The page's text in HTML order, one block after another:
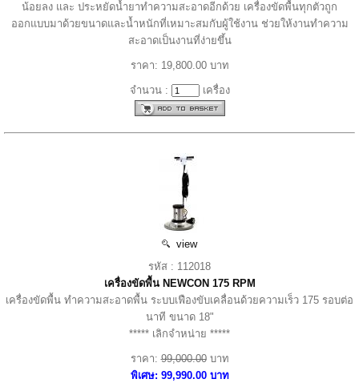
น้อยลง และ ประหยัดน้ำยาทำความสะอาดอีกด้วย เครื่องขัดพื้นทุกตัวถูก
ออกแบบมาด้วยขนาดและน้ำหนักที่เหมาะสมกับผู้ใช้งาน ช่วยให้งานทำความ
สะอาดเป็นงานที่ง่ายขึ้น
ราคา: 19,800.00 บาท
จำนวน : เครื่อง
view
รหัส : 112018
เครื่องขัดพื้น NEWCON 175 RPM
เครื่องขัดพื้น ทำความสะอาดพื้น ระบบเฟืองขับเคลื่อนด้วยความเร็ว 175 รอบต่อ
นาที ขนาด 18"
***** เลิกจำหน่าย *****
ราคา:99,000.00บาท
พิเศษ: 99,990.00 บาท